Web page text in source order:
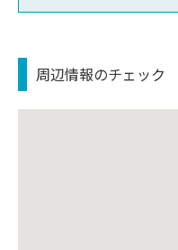
周辺情報のチェック